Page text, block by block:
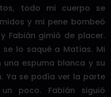
todo mi cuerpo se
y mi pene bombeó
Fabián gimió de placer.
se lo saqué a Matías. Mi
espuma blanca y su
Ya se podía ver la parte
poco. Fabián siguió